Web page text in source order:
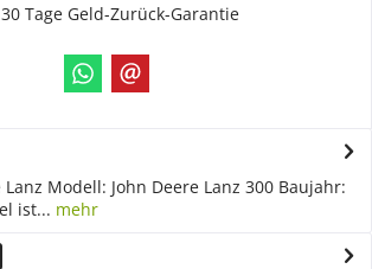
30 Tage Geld-Zurück-Garantie
Lanz Modell: John Deere Lanz 300 Baujahr:
ist... mehr